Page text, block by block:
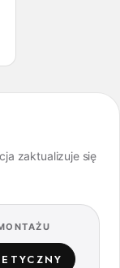
zaktualizuje się